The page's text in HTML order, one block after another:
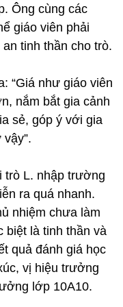
Ông cùng các
giáo viên phải
tinh thần cho trò.
“Giá như giáo viên
nắm bắt gia cảnh
sẻ, góp ý với gia
trò L. nhập trường
ra quá nhanh.
nhiệm chưa làm
biệt là tinh thần và
quả đánh giá học
vị hiệu trưởng
lớp 10A10.